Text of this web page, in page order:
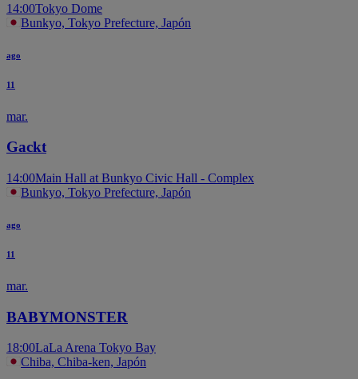
14:00Tokyo Dome
Bunkyo, Tokyo Prefecture, Japón
ago
11
mar.
Gackt
14:00Main Hall at Bunkyo Civic Hall - Complex
Bunkyo, Tokyo Prefecture, Japón
ago
11
mar.
BABYMONSTER
18:00LaLa Arena Tokyo Bay
Chiba, Chiba-ken, Japón